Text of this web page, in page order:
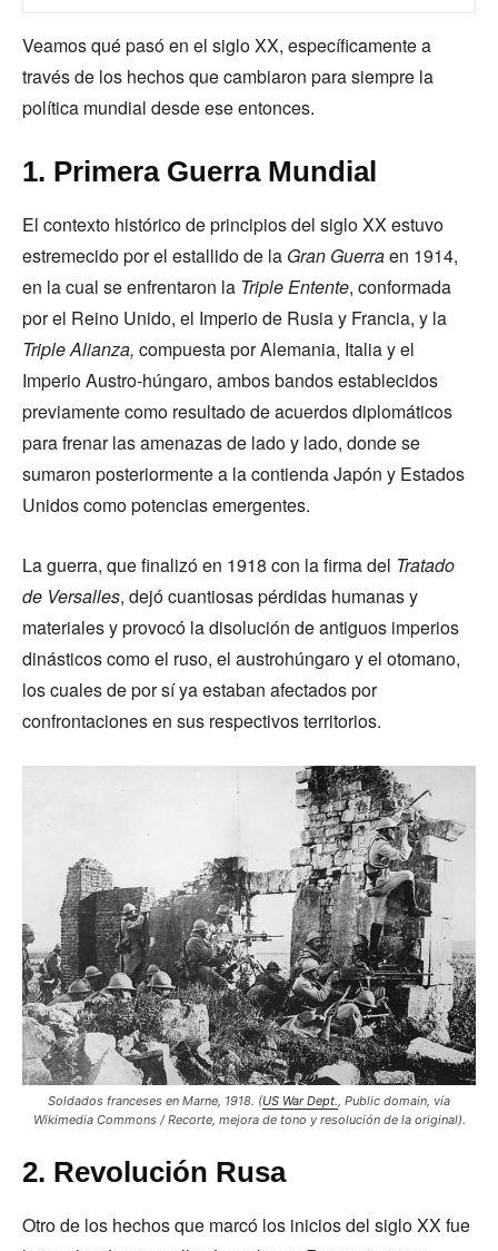
Veamos qué pasó en el siglo XX, específicamente a
través de los hechos que cambiaron para siempre la
política mundial desde ese entonces.
1. Primera Guerra Mundial
El contexto histórico de principios del siglo XX estuvo
estremecido por el estallido de la Gran Guerraen 1914,
en la cual se enfrentaron la Triple Entente, conformada
por el Reino Unido, el Imperio de Rusia y Francia, y la
Triple Alianza, compuesta por Alemania, Italia y el
Imperio Austro-húngaro, ambos bandos establecidos
previamente como resultado de acuerdos diplomáticos
para frenar las amenazas de lado y lado, donde se
sumaron posteriormente a la contienda Japón y Estados
Unidos como potencias emergentes.
La guerra, que finalizó en 1918 con la firma del Tratado
de Versalles, dejó cuantiosas pérdidas humanas y
materiales y provocó la disolución de antiguos imperios
dinásticos como el ruso, el austrohúngaro y el otomano,
los cuales de por sí ya estaban afectados por
confrontaciones en sus respectivos territorios.
Soldados franceses en Marne, 1918. (US War Dept., Public domain, vía
Wikimedia Commons / Recorte, mejora de tono y resolución de la original).
2. Revolución Rusa
Otro de los hechos que marcó los inicios del siglo XX fue